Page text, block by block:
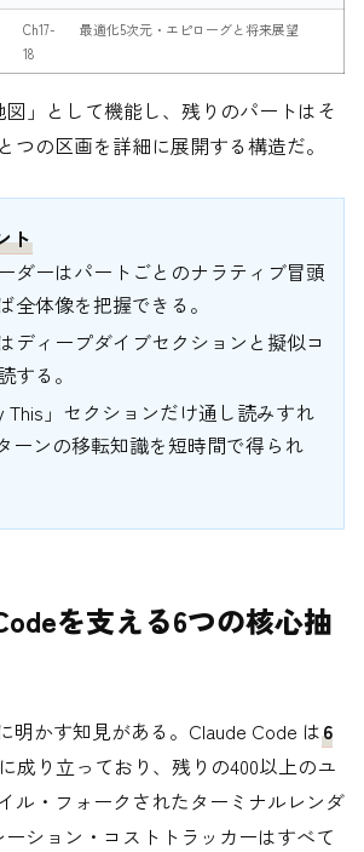
Ch17-
18
最適化5次元・エピローグと将来展望
」として機能し、残りのパートはそ
つの区画を詳細に展開する構造だ。
ト
ダーはパートごとのナラティブ冒頭
全体像を把握できる。
ディープダイブセクションと擬似コ
する。
This」セクションだけ通し読みすれ
ーンの移転知識を短時間で得られ
を支える6つの核心抽
明かす知見がある。Claude Code は6
成り立っており、残りの400以上のユ
ル・フォークされたターミナルレンダ
ション・コストトラッカーはすべて